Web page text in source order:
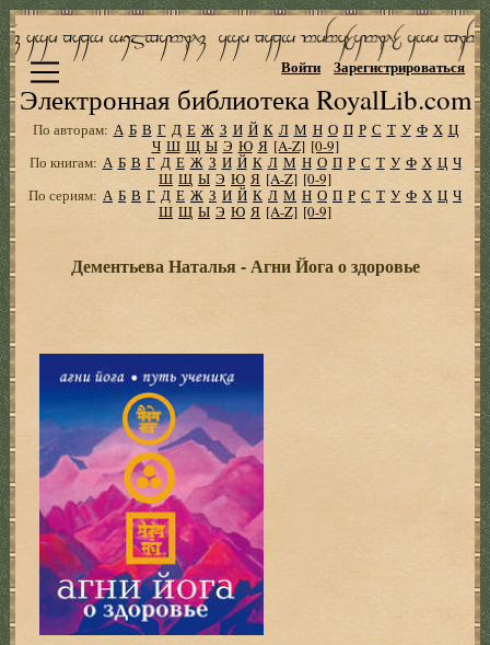
Электронная библиотека RoyalLib.com
Войти Зарегистрироваться
По авторам: А Б В Г Д Е Ж З И Й К Л М Н О П Р С Т У Ф Х Ц
Ч Ш Щ Ы Э Ю Я [A-Z] [0-9]
По книгам: А Б В Г Д Е Ж З И Й К Л М Н О П Р С Т У Ф Х Ц Ч
Ш Щ Ы Э Ю Я [A-Z] [0-9]
По сериям: А Б В Г Д Е Ж З И Й К Л М Н О П Р С Т У Ф Х Ц Ч
Ш Щ Ы Э Ю Я [A-Z] [0-9]
Дементьева Наталья - Агни Йога о здоровье